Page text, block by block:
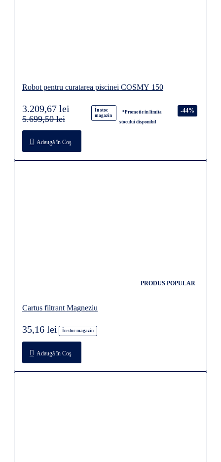
Robot pentru curatarea piscinei COSMY 150
În stoc
magazin
*Promotie in limita
stocului disponibil
-44%
3.209,67 lei
5.699,50 lei
Adaugă în Coş
PRODUS POPULAR
Cartus filtrant Magneziu
În stoc magazin
35,16 lei
Adaugă în Coş